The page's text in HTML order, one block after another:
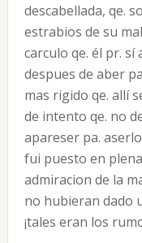
descabellada, qe.
estrabios de su
carculo qe. él pr. sí
despues de aber
mas rigido qe. allí
de intento qe. no
apareser pa.
fui puesto en
admiracion de la
no hubieran dado
¡tales eran los